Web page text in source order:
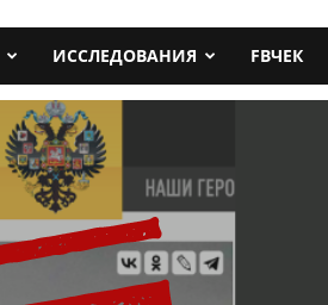
ИССЛЕДОВАНИЯ FBЧЕК